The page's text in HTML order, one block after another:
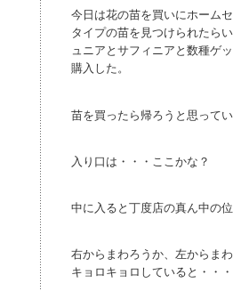
今日は花の苗を買いにホーム
タイプの苗を見つけられたら
ュニアとサフィニアと数種ゲ
購入した。
苗を買ったら帰ろうと思って
入り口は・・・ここかな？
中に入ると丁度店の真ん中の位
右からまわろうか、左からま
キョロキョロしていると・・・